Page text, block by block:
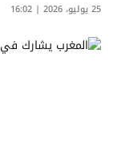
25 يوليو، 2026 | 16:02